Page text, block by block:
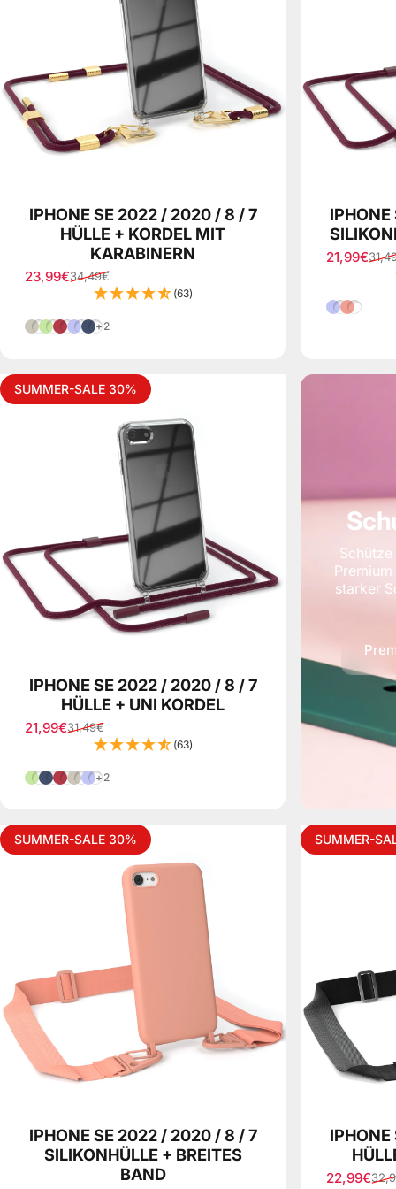
IPHONE SE 2022 / 2020 / 8 / 7
HÜLLE + KORDEL MIT
KARABINERN
Verkaufspreis
23,99€
Normaler Preis
34,49€
(63)
Taupe
GrünBeere
LilaBlau
+2
21,99€
Normaler
LilaKoralle
SUMMER-SALE 30%
IPHONE SE 2022 / 2020 / 8 / 7
HÜLLE + UNI KORDEL
Verkaufspreis
21,99€
Normaler Preis
31,49€
(63)
Grün
BlauBeere
Taupe
Lila
+2
starker
SUMMER-SALE 30%
IPHONE SE 2022 / 2020 / 8 / 7
SILIKONHÜLLE + BREITES
BAND
SUMMER-
22,99€
Normaler